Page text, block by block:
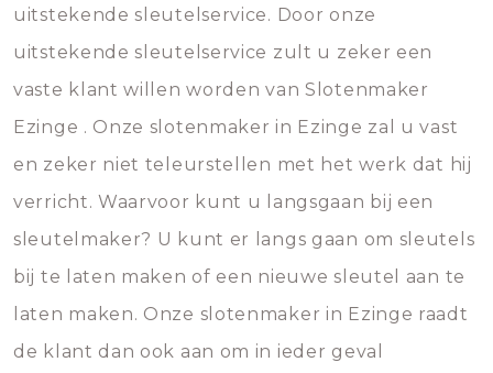
uitstekende sleutelservice. Door onze
uitstekende sleutelservice zult u zeker een
vaste klant willen worden van Slotenmaker
Ezinge . Onze slotenmaker in Ezinge zal u vast
en zeker niet teleurstellen met het werk dat hij
verricht. Waarvoor kunt u langsgaan bij een
sleutelmaker? U kunt er langs gaan om sleutels
bij te laten maken of een nieuwe sleutel aan te
laten maken. Onze slotenmaker in Ezinge raadt
de klant dan ook aan om in ieder geval